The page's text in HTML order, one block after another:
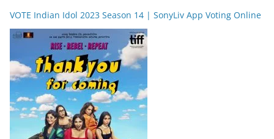
VOTE Indian Idol 2023 Season 14 | SonyLiv App Voting Online